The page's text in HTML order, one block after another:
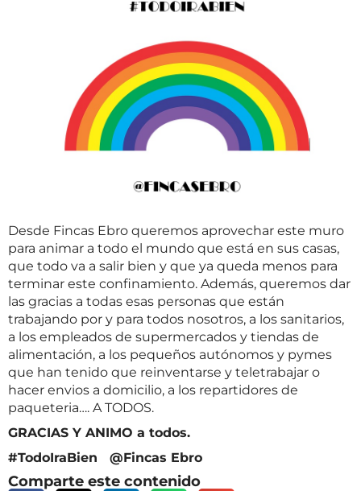
Desde Fincas Ebro queremos aprovechar este muro
para animar a todo el mundo que está en sus casas,
que todo va a salir bien y que ya queda menos para
terminar este confinamiento. Además, queremos dar
las gracias a todas esas personas que están
trabajando por y para todos nosotros, a los sanitarios,
a los empleados de supermercados y tiendas de
alimentación, a los pequeños autónomos y pymes
que han tenido que reinventarse y teletrabajar o
hacer envios a domicilio, a los repartidores de
paqueteria…. A TODOS.
GRACIAS Y ANIMO a todos.
#TodoIraBien @Fincas Ebro
Comparte este contenido